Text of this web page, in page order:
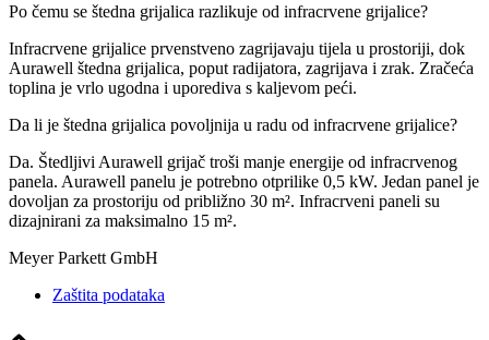
Po čemu se štedna grijalica razlikuje od infracrvene grijalice?
Infracrvene grijalice prvenstveno zagrijavaju tijela u prostoriji, dok
Aurawell štedna grijalica, poput radijatora, zagrijava i zrak. Zračeća
toplina je vrlo ugodna i uporediva s kaljevom peći.
Da li je štedna grijalica povoljnija u radu od infracrvene grijalice?
Da. Štedljivi Aurawell grijač troši manje energije od infracrvenog
panela. Aurawell panelu je potrebno otprilike 0,5 kW. Jedan panel je
dovoljan za prostoriju od približno 30 m². Infracrveni paneli su
dizajnirani za maksimalno 15 m².
Meyer Parkett GmbH
Zaštita podataka